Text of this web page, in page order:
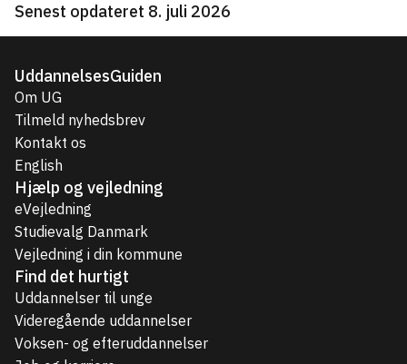
Senest opdateret 8. juli 2026
UddannelsesGuiden
Om UG
Tilmeld nyhedsbrev
Kontakt os
English
Hjælp og vejledning
eVejledning
Studievalg Danmark
Vejledning i din kommune
Find det hurtigt
Uddannelser til unge
Videregående uddannelser
Voksen- og efteruddannelser